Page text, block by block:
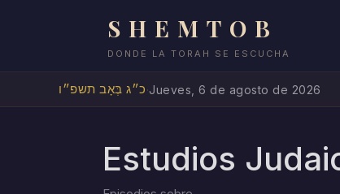
SHEMTOB
DONDE LA TORAH SE ESCUCHA
כ״ג בְּאָב תשפ״ו·Jueves, 6 de agosto de 2026
Estudios